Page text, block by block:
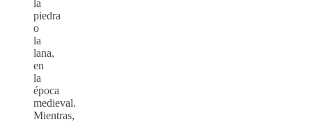
la
piedra
o
la
lana,
en
la
época
medieval.
Mientras,